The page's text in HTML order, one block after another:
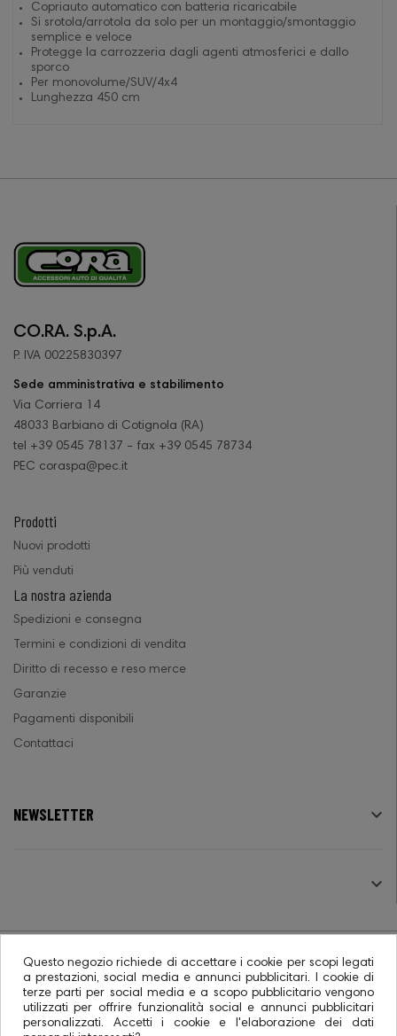
Copriauto automatico con batteria ricaricabile
Si srotola/arrotola da solo per un montaggio/smontaggio
semplice e veloce
Protegge la carrozzeria dagli agenti atmosferici e dallo
sporco
Per monovolume/SUV/4x4
Lunghezza 450 cm
CO.RA. S.p.A.
P. IVA 00225830397
Sede amministrativa e stabilimento
Via Corriera 14
48033 Barbiano di Cotignola (RA)
tel +39 0545 78137 - fax +39 0545 78734
PEC coraspa@pec.it
Prodotti
Nuovi prodotti
Più venduti
La nostra azienda
Spedizioni e consegna
Termini e condizioni di vendita
Diritto di recesso e reso merce
Garanzie
Pagamenti disponibili
Contattaci
NEWSLETTER 

© 2026 - Ecommerce software CO.RA. SpA
Questo negozio richiede di accettare i cookie per scopi legati
a prestazioni, social media e annunci pubblicitari. I cookie di
terze parti per social media e a scopo pubblicitario vengono
utilizzati per offrire funzionalità social e annunci pubblicitari
personalizzati. Accetti i cookie e l'elaborazione dei dati